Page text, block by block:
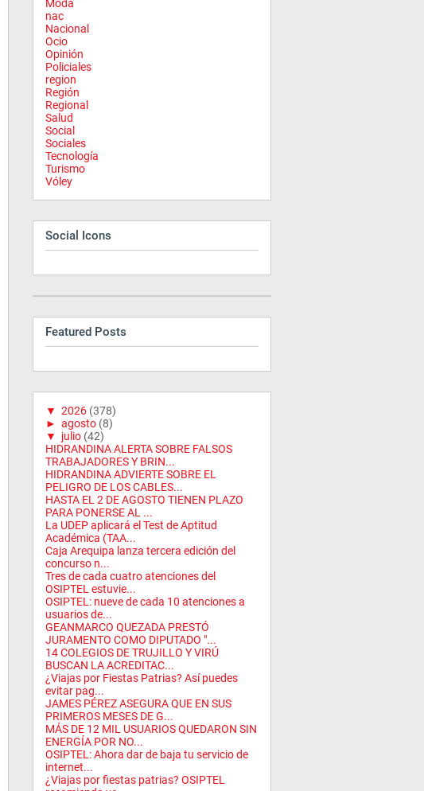
Moda
nac
Nacional
Ocio
Opinión
Policiales
region
Región
Regional
Salud
Social
Sociales
Tecnología
Turismo
Vóley
Social Icons
Featured Posts
▼ 2026 (378)
► agosto (8)
▼
julio (42)
HIDRANDINA ALERTA SOBRE FALSOS
TRABAJADORES Y BRIN...
HIDRANDINA ADVIERTE SOBRE EL
PELIGRO DE LOS CABLES...
HASTA EL 2 DE AGOSTO TIENEN PLAZO
PARA PONERSE AL ...
La UDEP aplicará el Test de Aptitud
Académica (TAA...
Caja Arequipa lanza tercera edición del
concurso n...
Tres de cada cuatro atenciones del
OSIPTEL estuvie...
OSIPTEL: nueve de cada 10 atenciones a
usuarios de...
GEANMARCO QUEZADA PRESTÓ
JURAMENTO COMO DIPUTADO "...
14 COLEGIOS DE TRUJILLO Y VIRÚ
BUSCAN LA ACREDITAC...
¿Viajas por Fiestas Patrias? Así puedes
evitar pag...
JAMES PÉREZ ASEGURA QUE EN SUS
PRIMEROS MESES DE G...
MÁS DE 12 MIL USUARIOS QUEDARON SIN
ENERGÍA POR NO...
OSIPTEL: Ahora dar de baja tu servicio de
internet...
¿Viajas por fiestas patrias? OSIPTEL